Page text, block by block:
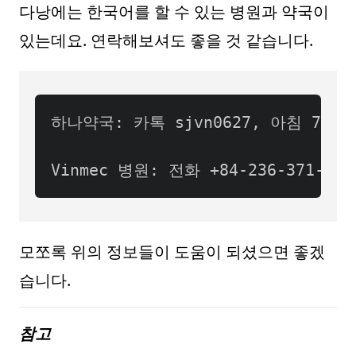
다낭에는 한국어를 할 수 있는 병원과 약국이
있는데요. 연락해보셔도 좋을 것 같습니다.
모쪼록 위의 정보들이 도움이 되셨으면 좋겠
습니다.
참고